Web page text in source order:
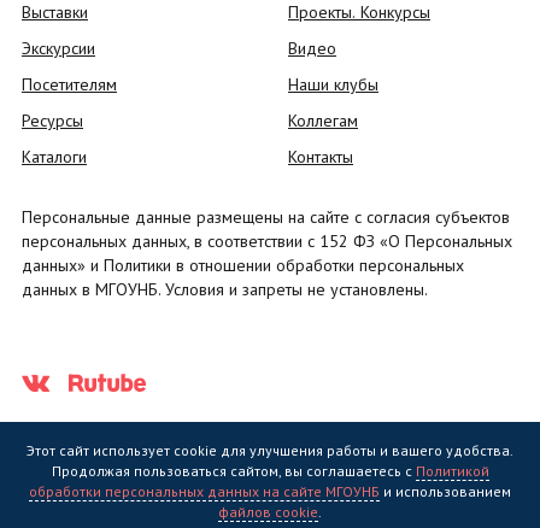
Выставки
Экскурсии
Посетителям
Ресурсы
Каталоги
Проекты. Конкурсы
Видео
Наши клубы
Коллегам
Контакты
Персональные данные размещены на сайте с согласия субъектов
персональных данных, в соответствии с 152 ФЗ «О Персональных
данных» и Политики в отношении обработки персональных
данных в МГОУНБ. Условия и запреты не установлены.
Государственное областное бюджетное учреждение культуры
Этот сайт использует cookie для улучшения работы и вашего удобства.
Продолжая пользоваться сайтом, вы соглашаетесь с Политикой
обработки персональных данных на сайте МГОУНБ и использованием
файлов cookie.